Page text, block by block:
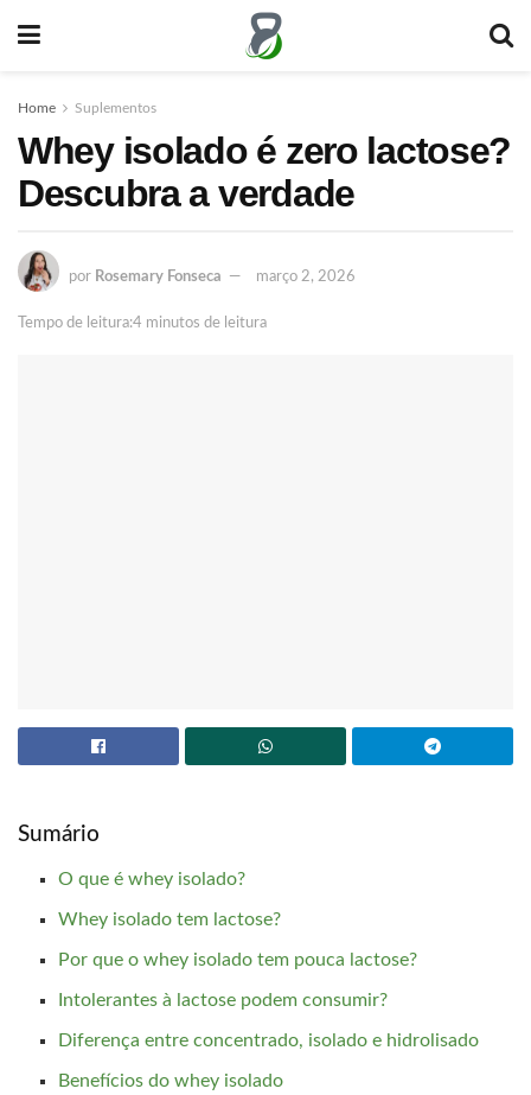
Home Suplementos
Whey isolado é zero lactose?
Descubra a verdade
por Rosemary Fonseca março 2, 2026
Tempo de leitura:4 minutos de leitura
Sumário
O que é whey isolado?
Whey isolado tem lactose?
Por que o whey isolado tem pouca lactose?
Intolerantes à lactose podem consumir?
Diferença entre concentrado, isolado e hidrolisado
Benefícios do whey isolado